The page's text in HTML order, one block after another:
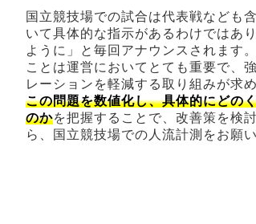
国立競技場での試合は代表戦なども
いて具体的な指示があるわけではあ
ように」と毎回アナウンスされます
ことは運営においてとても重要で、
レーションを軽減する取り組みが求
この問題を数値化し、具体的にどの
のかを把握することで、改善策を検
ら、国立競技場での人流計測をお願